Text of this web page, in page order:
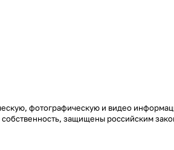
фотографическую и видео
защищены российским